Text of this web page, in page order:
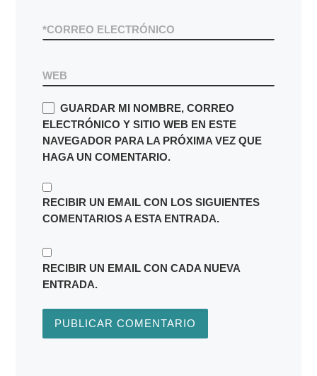
CORREO ELECTRÓNICO
*
WEB
GUARDAR MI NOMBRE, CORREO
ELECTRÓNICO Y SITIO WEB EN ESTE
NAVEGADOR PARA LA PRÓXIMA VEZ QUE
HAGA UN COMENTARIO.
RECIBIR UN EMAIL CON LOS SIGUIENTES
COMENTARIOS A ESTA ENTRADA.
RECIBIR UN EMAIL CON CADA NUEVA
ENTRADA.